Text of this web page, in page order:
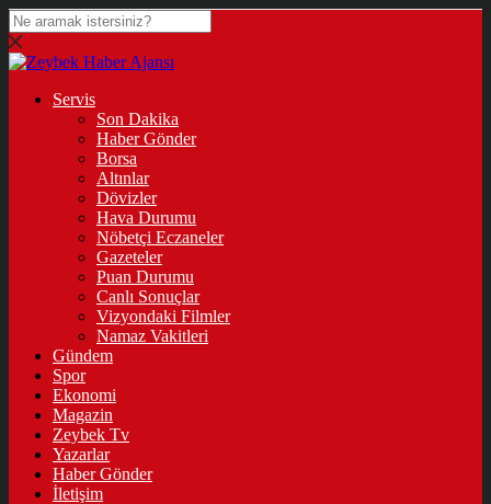
Servis
Son Dakika
Haber Gönder
Borsa
Altınlar
Dövizler
Hava Durumu
Nöbetçi Eczaneler
Gazeteler
Puan Durumu
Canlı Sonuçlar
Vizyondaki Filmler
Namaz Vakitleri
Gündem
Spor
Ekonomi
Magazin
Zeybek Tv
Yazarlar
Haber Gönder
İletişim